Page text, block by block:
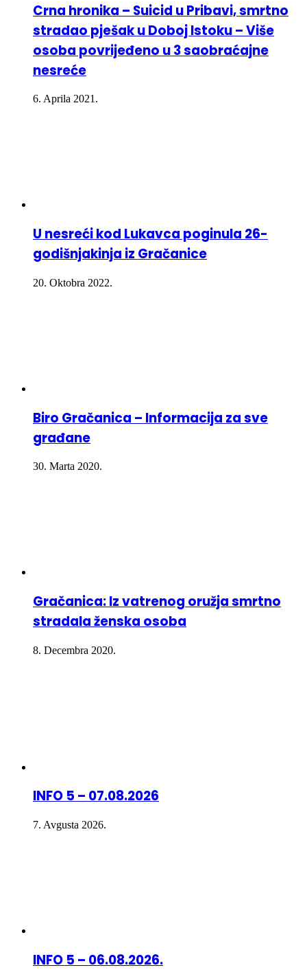
Crna hronika – Suicid u Pribavi, smrtno
stradao pješak u Doboj Istoku – Više
osoba povrijeđeno u 3 saobraćajne
nesreće
6. Aprila 2021.
U nesreći kod Lukavca poginula 26-
godišnjakinja iz Gračanice
20. Oktobra 2022.
Biro Gračanica – Informacija za sve
građane
30. Marta 2020.
Gračanica: Iz vatrenog oružja smrtno
stradala ženska osoba
8. Decembra 2020.
INFO 5 – 07.08.2026
7. Avgusta 2026.
INFO 5 – 06.08.2026.